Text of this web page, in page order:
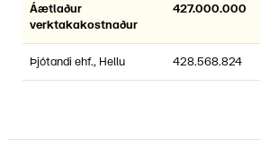
Áætlaður
verktakakostnaður
427.000.000
Þjótandi ehf., Hellu 428.568.824